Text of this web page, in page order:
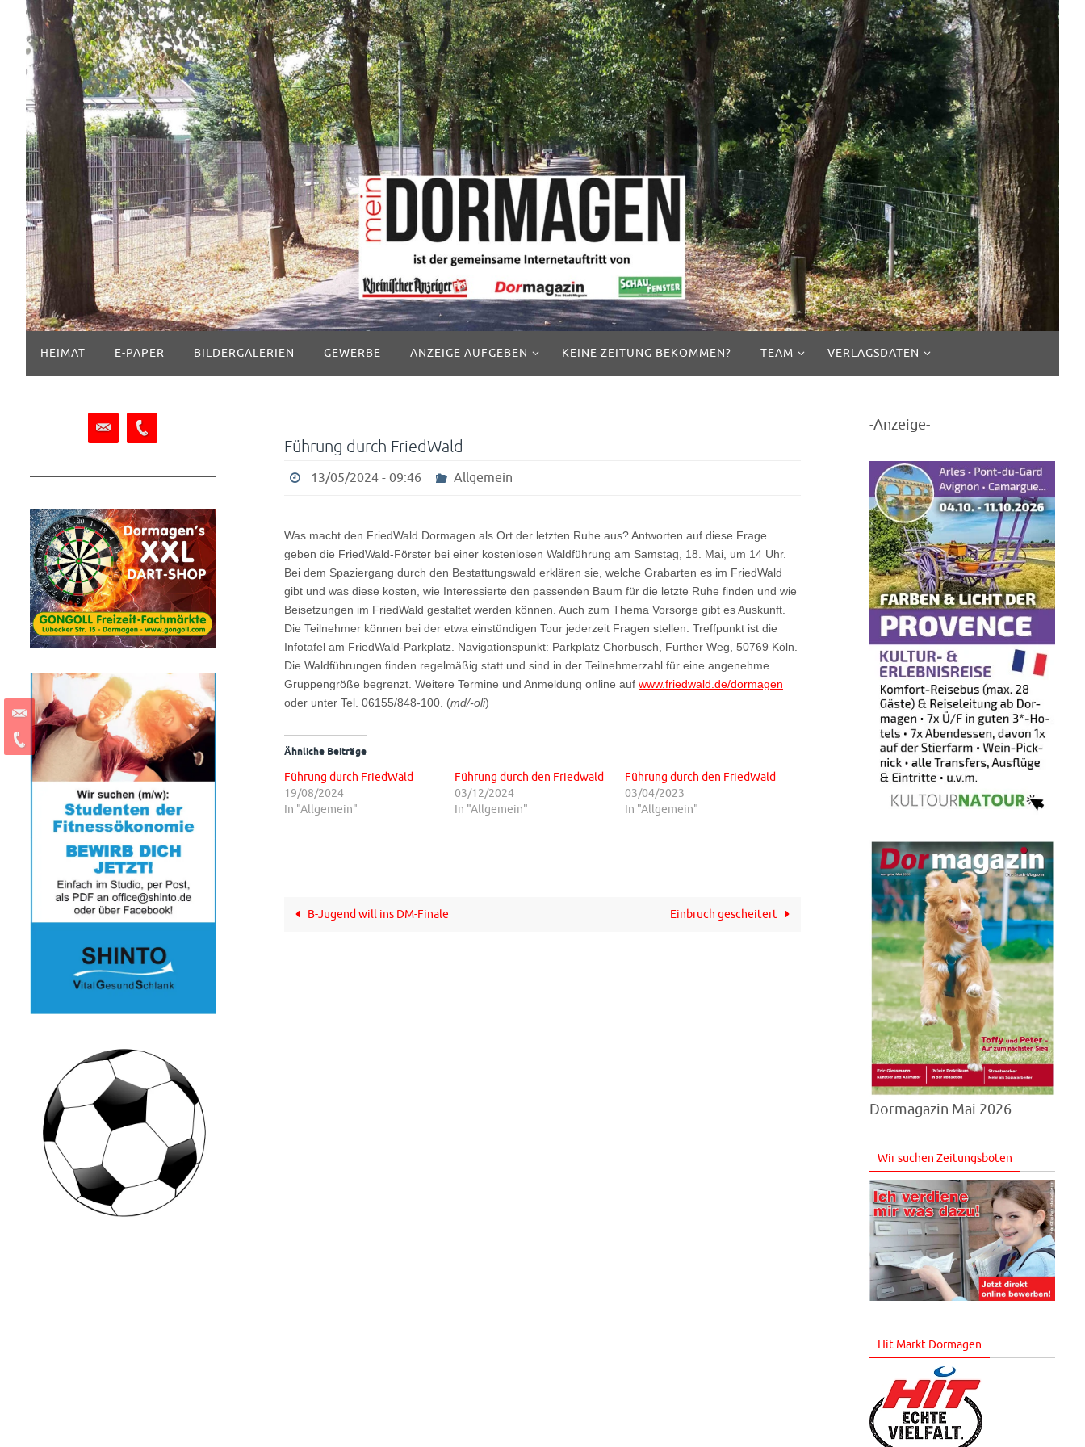
springen
Inhalt
springen
HEIMAT E-PAPER BILDERGALERIEN GEWERBE ANZEIGE AUFGEBEN KEINE ZEITUNG BEKOMMEN? TEAM VERLAGSDATEN
Führung durch FriedWald
13/05/2024 - 09:46 Allgemein
Was macht den FriedWald Dormagen als Ort der letzten Ruhe aus? Antworten auf diese Frage
geben die FriedWald-Förster bei einer kostenlosen Waldführung am Samstag, 18. Mai, um 14 Uhr.
Bei dem Spaziergang durch den Bestattungswald erklären sie, welche Grabarten es im FriedWald
gibt und was diese kosten, wie Interessierte den passenden Baum für die letzte Ruhe finden und wie
Beisetzungen im FriedWald gestaltet werden können. Auch zum Thema Vorsorge gibt es Auskunft.
Die Teilnehmer können bei der etwa einstündigen Tour jederzeit Fragen stellen. Treffpunkt ist die
Infotafel am FriedWald-Parkplatz. Navigationspunkt: Parkplatz Chorbusch, Further Weg, 50769 Köln.
Die Waldführungen finden regelmäßig statt und sind in der Teilnehmerzahl für eine angenehme
Gruppengröße begrenzt. Weitere Termine und Anmeldung online auf www.friedwald.de/dormagen
oder unter Tel. 06155/848-100. (md/-oli)
Ähnliche Beiträge
Führung durch FriedWald
19/08/2024
In "Allgemein"
Führung durch den Friedwald
03/12/2024
In "Allgemein"
Führung durch den FriedWald
03/04/2023
In "Allgemein"
B-Jugend will ins DM-Finale Einbruch gescheitert
-Anzeige-
Dormagazin Mai 2026
Wir suchen Zeitungsboten
Hit Markt Dormagen